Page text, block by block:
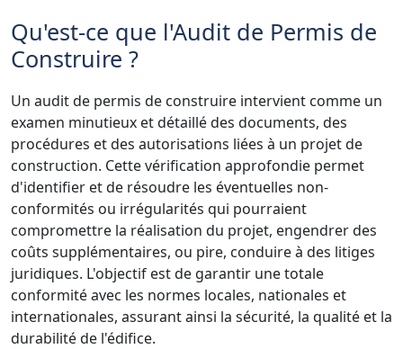
Qu'est-ce que l'Audit de Permis de
Construire ?
Un audit de permis de construire intervient comme un
examen minutieux et détaillé des documents, des
procédures et des autorisations liées à un projet de
construction. Cette vérification approfondie permet
d'identifier et de résoudre les éventuelles non-
conformités ou irrégularités qui pourraient
compromettre la réalisation du projet, engendrer des
coûts supplémentaires, ou pire, conduire à des litiges
juridiques. L'objectif est de garantir une totale
conformité avec les normes locales, nationales et
internationales, assurant ainsi la sécurité, la qualité et la
durabilité de l'édifice.